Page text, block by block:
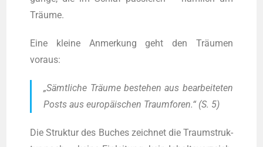
Träume.
Eine klei­ne Anmer­kung geht den Träu­men
voraus:
„Sämt­li­che Träu­me bestehen aus bear­bei­te­ten
Posts aus euro­päi­schen Traum­fo­ren.“ (S. 5)
Die Struk­tur des Buches zeich­net die Traum­struk­